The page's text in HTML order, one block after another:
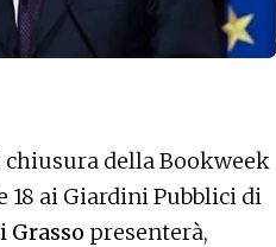
della Bookweek
18 ai Giardini Pubblici di
Grasso presenterà,